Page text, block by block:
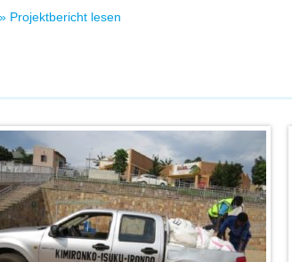
» Projektbericht lesen